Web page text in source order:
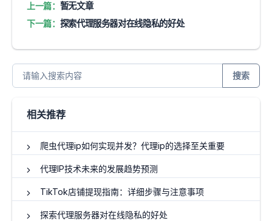
上一篇： 暂无文章
下一篇： 探索代理服务器对在线隐私的好处
搜索
相关推荐
爬虫代理ip如何实现并发？代理ip的选择至关重要
代理IP技术未来的发展趋势预测
TikTok店铺提现指南：详细步骤与注意事项
探索代理服务器对在线隐私的好处